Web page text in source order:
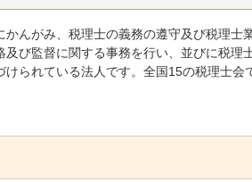
んがみ、税理士の義務の遵守及び税理士
び監督に関する事務を行い、並びに税理
られている法人です。全国15の税理士会